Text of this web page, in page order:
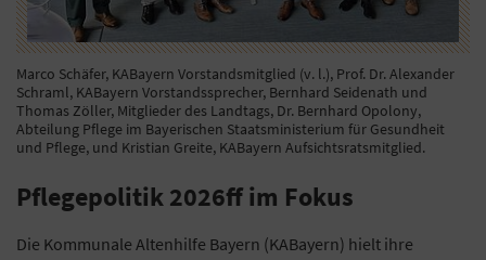
Marco Schäfer, KABayern Vorstandsmitglied (v. l.), Prof. Dr. Alexander
Schraml, KABayern Vorstandssprecher, Bernhard Seidenath und
Thomas Zöller, Mitglieder des Landtags, Dr. Bernhard Opolony,
Abteilung Pflege im Bayerischen Staatsministerium für Gesundheit
und Pflege, und Kristian Greite, KABayern Aufsichtsratsmitglied.
Pflegepolitik 2026ff im Fokus
Die Kommunale Altenhilfe Bayern (KABayern) hielt ihre